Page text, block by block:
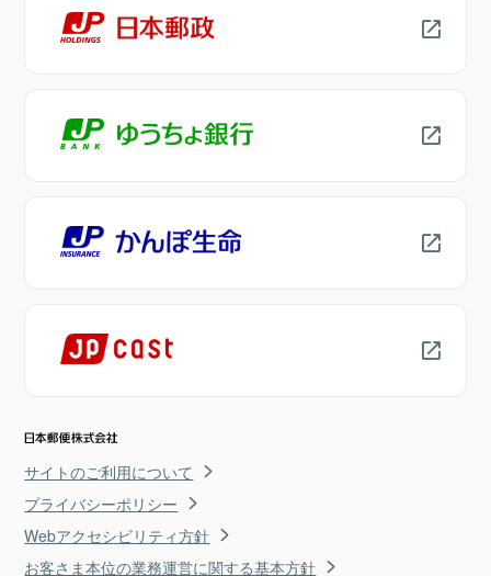
サイトのご利用について
プライバシーポリシー
Webアクセシビリティ方針
お客さま本位の業務運営に関する基本方針